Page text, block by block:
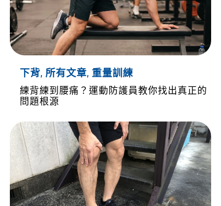
下背, 所有文章, 重量訓練
練背練到腰痛？運動防護員教你找出真正的
問題根源